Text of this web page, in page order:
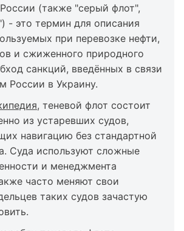
(также "серый флот",
- это термин для описания
при перевозке нефти,
и сжиженного природного
санкций, введённых в связи
России в Украину.
, теневой флот состоит
из устаревших судов,
навигацию без стандартной
Суда используют сложные
и менеджмента
часто меняют свои
таких судов зачастую